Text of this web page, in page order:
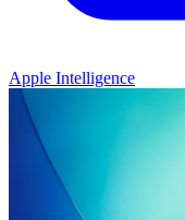
Apple Intelligence